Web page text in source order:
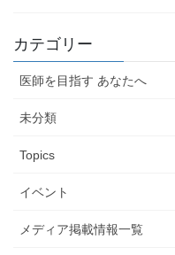
カテゴリー
医師を目指す あなたへ
未分類
Topics
イベント
メディア掲載情報一覧